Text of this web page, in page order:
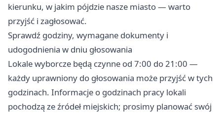
kierunku, w jakim pójdzie nasze miasto — warto
przyjść i zagłosować.
Sprawdź godziny, wymagane dokumenty i
udogodnienia w dniu głosowania
Lokale wyborcze będą czynne od 7:00 do 21:00 —
każdy uprawniony do głosowania może przyjść w tych
godzinach. Informacje o godzinach pracy lokali
pochodzą ze źródeł miejskich; prosimy planować swój